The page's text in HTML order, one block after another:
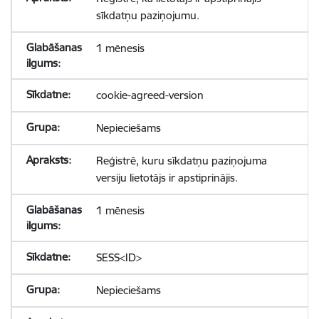
sīkdatņu paziņojumu.
1 mēnesis
cookie-agreed-version
Nepieciešams
Reģistrē, kuru sīkdatņu paziņojuma
versiju lietotājs ir apstiprinājis.
1 mēnesis
SESS<ID>
Nepieciešams